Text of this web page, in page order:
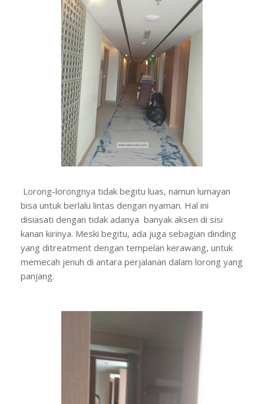
Lorong-lorongnya tidak begitu luas, namun lumayan
bisa untuk berlalu lintas dengan nyaman. Hal ini
disiasati dengan tidak adanya banyak aksen di sisi
kanan kirinya. Meski begitu, ada juga sebagian dinding
yang ditreatment dengan tempelan kerawang, untuk
memecah jenuh di antara perjalanan dalam lorong yang
panjang.